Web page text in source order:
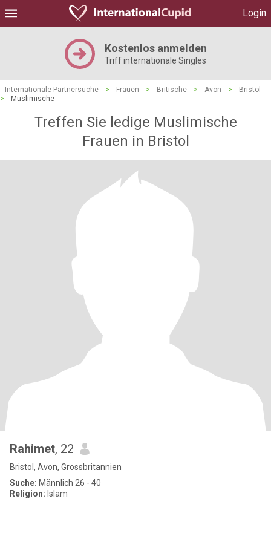
Login
Kostenlos anmelden
Triff internationale Singles
Internationale Partnersuche > Frauen > Britische > Avon >
Bristol
>
Muslimische
Treffen Sie ledige Muslimische
Frauen in Bristol
Rahimet, 22
Bristol, Avon, Grossbritannien
Suche: Männlich 26 - 40
Religion: Islam